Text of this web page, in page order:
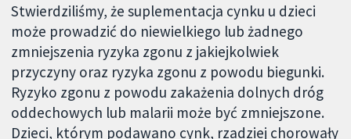
Stwierdziliśmy, że suplementacja cynku u dzieci
może prowadzić do niewielkiego lub żadnego
zmniejszenia ryzyka zgonu z jakiejkolwiek
przyczyny oraz ryzyka zgonu z powodu biegunki.
Ryzyko zgonu z powodu zakażenia dolnych dróg
oddechowych lub malarii może być zmniejszone.
Dzieci, którym podawano cynk, rzadziej chorowały